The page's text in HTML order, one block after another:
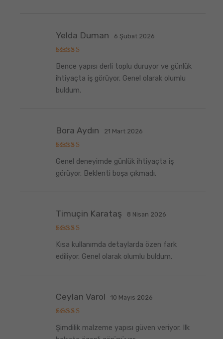
üzerinden
5 oy aldı
Yelda Duman 6 Şubat 2026
Bence yapısı derli toplu duruyor ve günlük
ihtiyaçta iş görüyor. Genel olarak olumlu
buldum.
üzerinden
oy aldı
Bora Aydın 21 Mart 2026
Genel deneyimde günlük ihtiyaçta iş
görüyor. Beklenti boşa çıkmadı.
üzerinden
oy aldı
Timuçin Karataş 8 Nisan 2026
Kısa kullanımda detaylarda özen fark
ediliyor. Genel olarak olumlu buldum.
üzerinden
5
oy aldı
Ceylan Varol 10 Mayıs 2026
Şimdilik malzeme yapısı güven veriyor. Ilk